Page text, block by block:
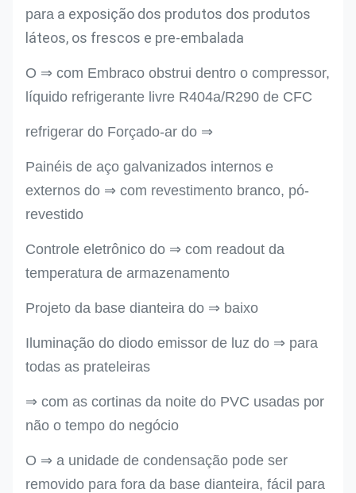
para a exposição dos produtos dos produtos
láteos, os frescos e pre-embalada
O ⇒ com Embraco obstrui dentro o compressor,
líquido refrigerante livre R404a/R290 de CFC
refrigerar do Forçado-ar do ⇒
Painéis de aço galvanizados internos e
externos do ⇒ com revestimento branco, pó-
revestido
Controle eletrônico do ⇒ com readout da
temperatura de armazenamento
Projeto da base dianteira do ⇒ baixo
Iluminação do diodo emissor de luz do ⇒ para
todas as prateleiras
⇒ com as cortinas da noite do PVC usadas por
não o tempo do negócio
O ⇒ a unidade de condensação pode ser
removido para fora da base dianteira, fácil para